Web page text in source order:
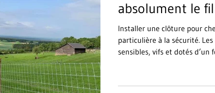
absolument le
Installer une clôture pour chevaux demande une
particulière à la sécurité.
sensibles, vifs et dotés
fil barbelé , pensant qu’il